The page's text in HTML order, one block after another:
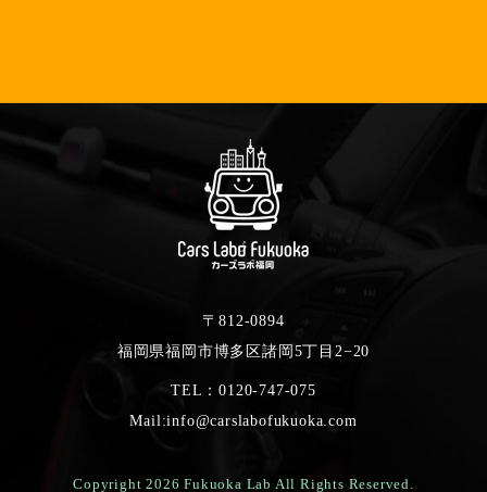
〒812-0894
福岡県福岡市博多区諸岡5丁目2−20
TEL：0120-747-075
Mail:info@carslabofukuoka.com
Copyright 2026 Fukuoka Lab All Rights Reserved.